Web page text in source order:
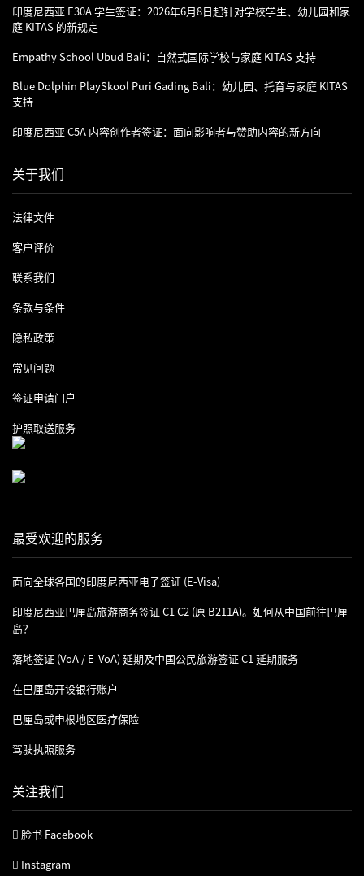
印度尼西亚 E30A 学生签证：2026年6月8日起针对学校学生、幼儿园和家
庭 KITAS 的新规定
Empathy School Ubud Bali：自然式国际学校与家庭 KITAS 支持
Blue Dolphin PlaySkool Puri Gading Bali：幼儿园、托育与家庭 KITAS
支持
印度尼西亚 C5A 内容创作者签证：面向影响者与赞助内容的新方向
关于我们
法律文件
客户评价
联系我们
条款与条件
隐私政策
常见问题
签证申请门户
护照取送服务
最受欢迎的服务
面向全球各国的印度尼西亚电子签证 (e-Visa)
印度尼西亚巴厘岛旅游商务签证 C1 C2 (原 B211A)。如何从中国前往巴厘
岛？
落地签证 (VoA / E-VoA) 延期及中国公民旅游签证 C1 延期服务
在巴厘岛开设银行账户
巴厘岛或申根地区医疗保险
驾驶执照服务
关注我们
脸书 Facebook
Instagram